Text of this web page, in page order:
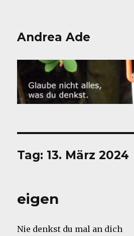
Andrea Ade
Tag: 13. März 2024
eigen
Nie denkst du mal an dich